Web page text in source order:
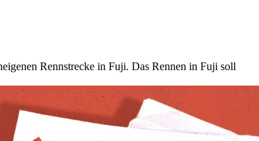
Rennstrecke in Fuji. Das Rennen in Fuji soll